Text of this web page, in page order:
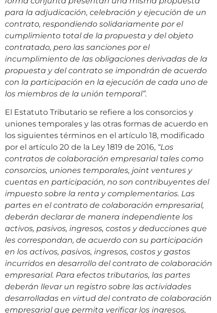
para la adjudicación, celebración y ejecución de un
contrato, respondiendo solidariamente por el
cumplimiento total de la propuesta y del objeto
contratado, pero las sanciones por el
incumplimiento de las obligaciones derivadas de la
propuesta y del contrato se impondrán de acuerdo
con la participación en la ejecución de cada uno de
los miembros de la unión temporal”.
El Estatuto Tributario se refiere a los consorcios y
uniones temporales y las otras formas de acuerdo en
los siguientes términos en el artículo 18, modificado
por el artículo 20 de la Ley 1819 de 2016, “Los
contratos de colaboración empresarial tales como
consorcios, uniones temporales, joint ventures y
cuentas en participación, no son contribuyentes del
impuesto sobre la renta y complementarios. Las
partes en el contrato de colaboración empresarial,
deberán declarar de manera independiente los
activos, pasivos, ingresos, costos y deducciones que
les correspondan, de acuerdo con su participación
en los activos, pasivos, ingresos, costos y gastos
incurridos en desarrollo del contrato de colaboración
empresarial. Para efectos tributarios, las partes
deberán llevar un registro sobre las actividades
desarrolladas en virtud del contrato de colaboración
empresarial que permita verificar los ingresos,